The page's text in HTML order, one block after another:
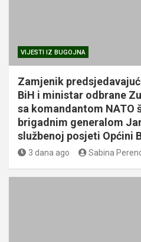
VIJESTI IZ BUGOJNA
Zamjenik
BiH i ministar odbrane
sa komandantom NATO
brigadnim generalom
službenoj posjeti Općini
3 dana ago Sabina